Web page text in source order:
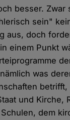
besser. Zwar
sein"
aus, doch
einem Punkt
was
und Kirche,
dem